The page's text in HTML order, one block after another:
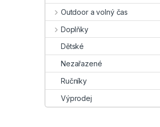
Outdoor a volný čas
Doplňky
Dětské
Nezařazené
Ručníky
Výprodej